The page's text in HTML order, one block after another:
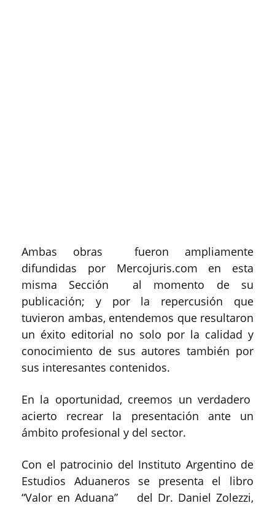
Ambas obras fueron ampliamente
difundidas por Mercojuris.com en esta
misma Sección al momento de su
publicación; y por la repercusión que
tuvieron ambas, entendemos que resultaron
un éxito editorial no solo por la calidad y
conocimiento de sus autores también por
sus interesantes contenidos.
En la oportunidad, creemos un verdadero
acierto recrear la presentación ante un
ámbito profesional y del sector.
Con el patrocinio del Instituto Argentino de
Estudios Aduaneros se presenta el libro
“Valor en Aduana” del Dr. Daniel Zolezzi,